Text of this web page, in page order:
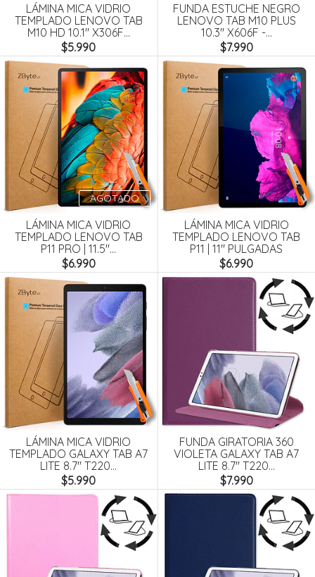
LÁMINA MICA VIDRIO
TEMPLADO LENOVO TAB
M10 HD 10.1" X306F...
$5.990
FUNDA ESTUCHE NEGRO
LENOVO TAB M10 PLUS
10.3" X606F -...
$7.990
AGOTADO
LÁMINA MICA VIDRIO
TEMPLADO LENOVO TAB
P11 PRO | 11.5"...
$6.990
LÁMINA MICA VIDRIO
TEMPLADO LENOVO TAB
P11 | 11" PULGADAS
$6.990
LÁMINA MICA VIDRIO
TEMPLADO GALAXY TAB A7
LITE 8.7'' T220...
$5.990
FUNDA GIRATORIA 360
VIOLETA GALAXY TAB A7
LITE 8.7'' T220...
$7.990